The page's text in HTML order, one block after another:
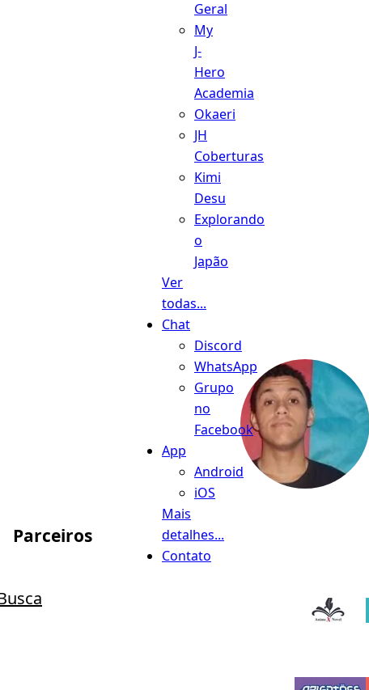
Geral
My
J-
Hero
Academia
Okaeri
JH
Coberturas
Kimi
Desu
Explorando
o
Japão
Ver
todas...
Chat
Discord
WhatsApp
Grupo
no
Facebook
App
Android
iOS
Mais
detalhes...
Contato
Parceiros